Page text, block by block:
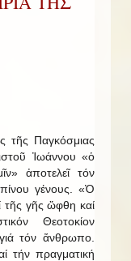
τῆς Παγκόσμιας
Ἰωάννου «ὁ
ἀποτελεῖ τόν
γένους. «Ὁ
τῆς γῆς ὤφθη καί
Θεοτοκίον
τόν ἄνθρωπο.
τήν πραγματική